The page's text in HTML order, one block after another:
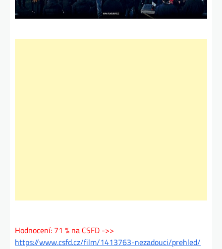
Hodnocení: 71 % na CSFD ->>
https://www.csfd.cz/film/1413763-nezadouci/prehled/